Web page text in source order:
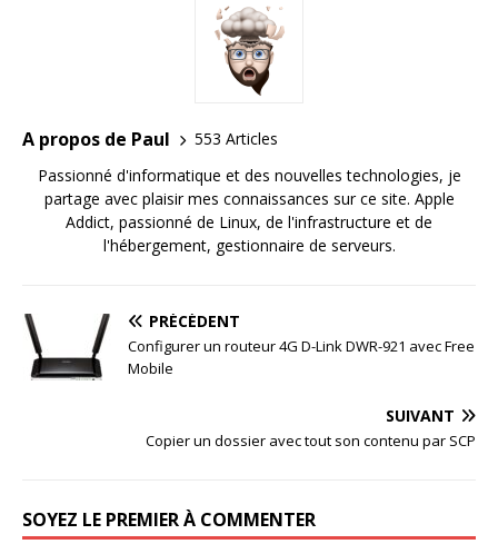
A propos de Paul
553 Articles
Passionné d'informatique et des nouvelles technologies, je
partage avec plaisir mes connaissances sur ce site. Apple
Addict, passionné de Linux, de l'infrastructure et de
l'hébergement, gestionnaire de serveurs.
PRÉCÉDENT
Configurer un routeur 4G D-Link DWR-921 avec Free
Mobile
SUIVANT
Copier un dossier avec tout son contenu par SCP
SOYEZ LE PREMIER À COMMENTER